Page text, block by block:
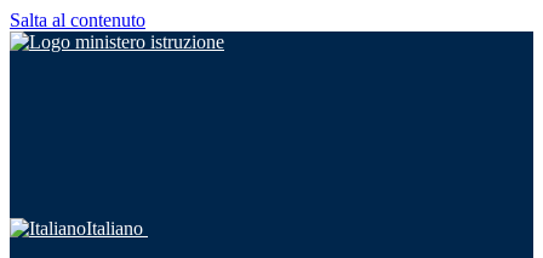
Salta al contenuto
Italiano